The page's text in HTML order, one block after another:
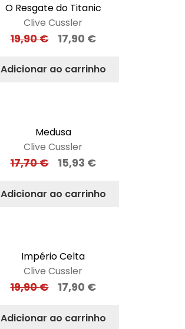
O Resgate do Titanic
Clive Cussler
19,90€ 17,90 €
Adicionar ao carrinho
Medusa
Clive Cussler
17,70€ 15,93 €
Adicionar ao carrinho
Império Celta
Clive Cussler
19,90€ 17,90 €
Adicionar ao carrinho